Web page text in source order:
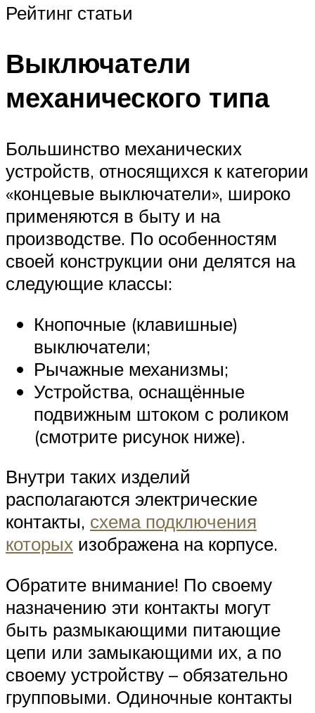
Рейтинг статьи
Выключатели
механического типа
Большинство механических
устройств, относящихся к категории
«концевые выключатели», широко
применяются в быту и на
производстве. По особенностям
своей конструкции они делятся на
следующие классы:
Кнопочные (клавишные)
выключатели;
Рычажные механизмы;
Устройства, оснащённые
подвижным штоком с роликом
(смотрите рисунок ниже).
Внутри таких изделий
располагаются электрические
контакты, схема подключения
которых изображена на корпусе.
Обратите внимание! По своему
назначению эти контакты могут
быть размыкающими питающие
цепи или замыкающими их, а по
своему устройству – обязательно
групповыми. Одиночные контакты